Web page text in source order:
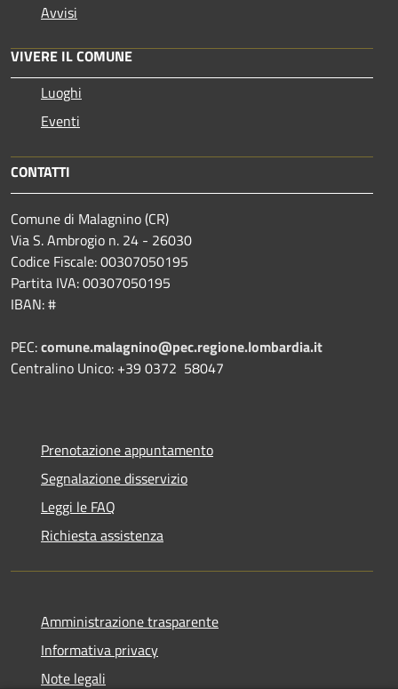
Avvisi
VIVERE IL COMUNE
Luoghi
Eventi
CONTATTI
Comune di Malagnino (CR)
Via S. Ambrogio n. 24 - 26030
Codice Fiscale: 00307050195
Partita IVA: 00307050195
IBAN: #
PEC:comune.malagnino@pec.regione.lombardia.it
Centralino Unico: +39 0372 58047
Prenotazione appuntamento
Segnalazione disservizio
Leggi le FAQ
Richiesta assistenza
Amministrazione trasparente
Informativa privacy
Note legali